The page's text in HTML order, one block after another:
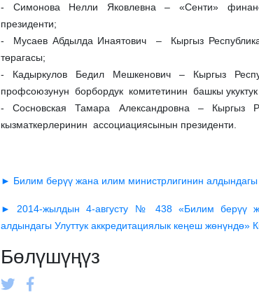
- Симонова Нелли Яковлевна – «Сенти»
президенти;
- Мусаев Абдылда Инаятович – Кыргыз
төрагасы;
- Кадыркулов Бедил Мешкенович – Кыргыз
профсоюзунун борбордук комитетинин башкы укуктук
- Сосновская Тамара Александровна – Кыргыз
кызматкерлеринин ассоциациясынын президенти.
► Билим берүү жана илим министрлигинин алдындагы
► 2014-жылдын 4-августу № 438 «Билим берүү
алдындагы Улуттук аккредитациялык кеңеш жөнүндө»
Бөлүшүңүз